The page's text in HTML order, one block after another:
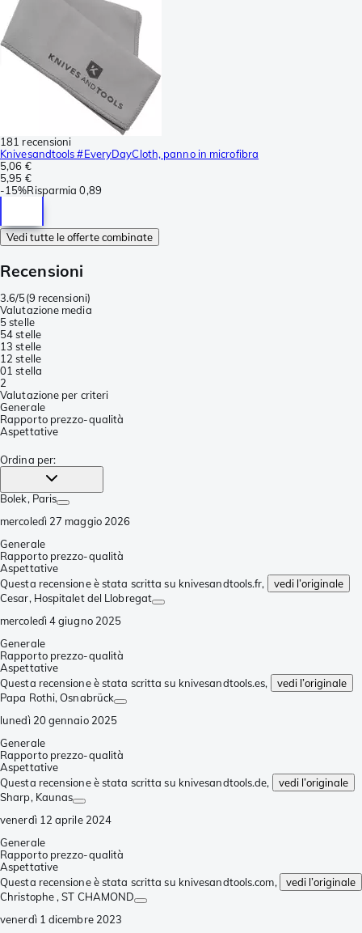
181 recensioni
Knivesandtools #EveryDayCloth, panno in microfibra
5,06 €
5,95 €
-15%Risparmia 0,89
Vedi tutte le offerte combinate
Recensioni
3.6/5(9 recensioni)
Valutazione media
5 stelle
54 stelle
13 stelle
1 2 stelle
01 stella
2
Valutazione per criteri
Generale
Rapporto prezzo-qualità
Aspettative
Ordina per:
Bolek, Paris
mercoledì 27 maggio 2026
Generale
Rapporto prezzo-qualità
Aspettative
Questa recensione è stata scritta su knivesandtools.fr,
vedi l’originale
Cesar, Hospitalet del Llobregat
mercoledì 4 giugno 2025
Generale
Rapporto prezzo-qualità
Aspettative
Questa recensione è stata scritta su knivesandtools.es,
vedi l’originale
Papa Rothi, Osnabrück
lunedì 20 gennaio 2025
Generale
Rapporto prezzo-qualità
Aspettative
Questa recensione è stata scritta su knivesandtools.de,
vedi l’originale
Sharp, Kaunas
venerdì 12 aprile 2024
Generale
Rapporto prezzo-qualità
Aspettative
Questa recensione è stata scritta su knivesandtools.com,
vedi l’originale
Christophe , ST CHAMOND
venerdì 1 dicembre 2023